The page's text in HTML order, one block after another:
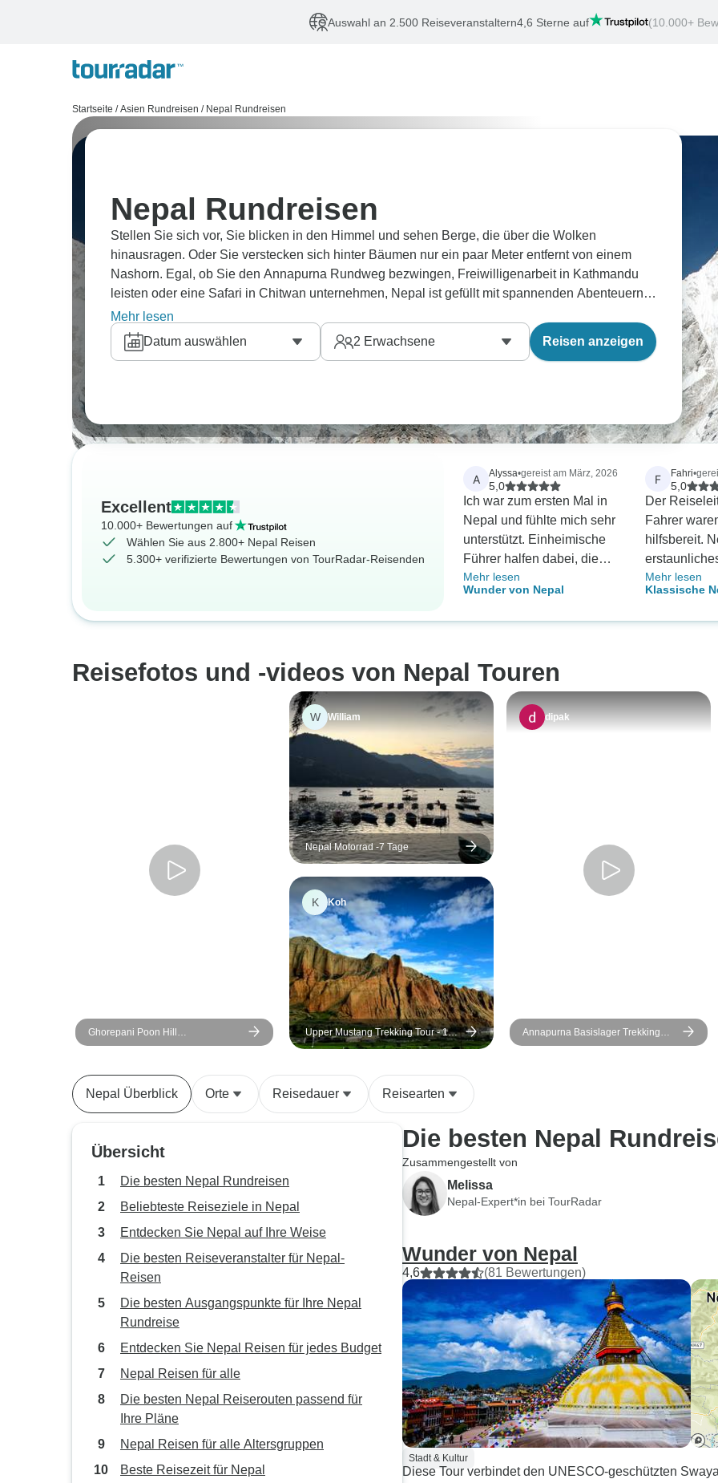
Auswahl an 2.500 Reiseveranstaltern4,6 Sterne auf (10.000+
Startseite / Asien Rundreisen / Nepal Rundreisen
Nepal Rundreisen
Stellen Sie sich vor, Sie blicken in den Himmel und sehen Berge, die über die Wolken
hinausragen. Oder Sie verstecken sich hinter Bäumen nur ein paar Meter entfernt von einem
Nashorn. Egal, ob Sie den Annapurna Rundweg bezwingen, Freiwilligenarbeit in Kathmandu
leisten oder eine Safari in Chitwan unternehmen, Nepal ist gefüllt mit spannenden Abenteuern.
Haken Sie das Everest Basislager in Begleitung eines Sherpas einer unserer vielen Trekking
Unternehmen von Ihrer Wunschliste ab oder machen Sie sich auf zum Herzen der Himalayas in
Bhutan, Indien oder Tibet. Erleben Sie die höchsten Berge der Welt aus nächster Nähe.
Mehr lesen
Datum auswählen
2 Erwachsene Reisen anzeigen
Excellent
10.000+ Bewertungen auf
Wählen Sie aus 2.800+ Nepal Reisen
5.300+ verifizierte Bewertungen von TourRadar-Reisenden
A Alyssa•gereist am März, 2026
5,0
Ich war zum ersten Mal in
Nepal und fühlte mich sehr
unterstützt. Einheimische
Führer halfen dabei, die
Tempel und ihre
Geschichten zu erklären,
Ordnung. Chitwan war mit
den Elefanten und den
Spaziergängen in der
Natur etwas ganz anderes.
Es ist keine rasante Tour,
was ich sehr schätze. Man
kann jeden Ort wirklich
genießen.
Mehr lesen
Wunder von Nepal
F Fahri•
5,0
Der
Fahrer
hilfsbereit.
Dank an den
Mehr lesen
Klassische
Reisefotos und -videos von Nepal Touren
Ghorepani Poon Hill
Sonnenaufgang Trekking Tour
W William
Nepal Motorrad -7 Tage
K Koh
Upper Mustang Trekking Tour - 14
Tage
dipak
Annapurna Basislager Trekking
Tour
Nepal Überblick Orte Reisedauer Reisearten
Übersicht
Die besten Nepal Rundreisen
Beliebteste Reiseziele in Nepal
Entdecken Sie Nepal auf Ihre Weise
Die besten Reiseveranstalter für Nepal-
Reisen
Die besten Ausgangspunkte für Ihre Nepal
Rundreise
Entdecken Sie Nepal Reisen für jedes Budget
Nepal Reisen für alle
Die besten Nepal Reiserouten passend für
Ihre Pläne
Nepal Reisen für alle Altersgruppen
Beste Reisezeit für Nepal
Die besten Nepal
Zusammengestellt von
Melissa
Nepal-Expert*in bei TourRadar
Wunder von Nepal
4,6 (81 Bewertungen)
Stadt & Kultur
Diese Tour verbindet den UNESCO-geschützten